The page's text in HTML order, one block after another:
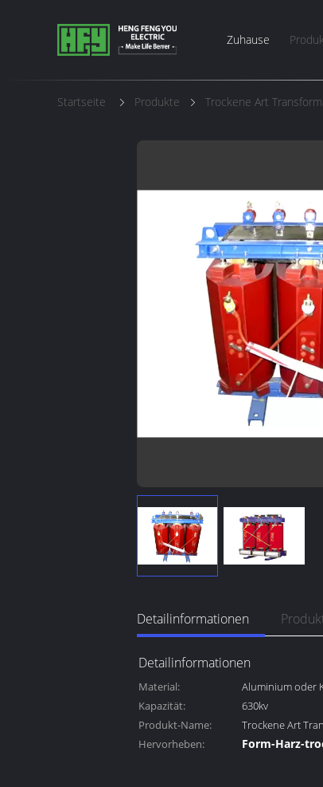
Zuhause
Startseite Produkte Trockene Art
Detailinformationen
Detailinformationen
Material: Aluminium oder
Kapazität: 630kv
Produkt-Name:
Trockene Art
Hervorheben:
Form-Harz-